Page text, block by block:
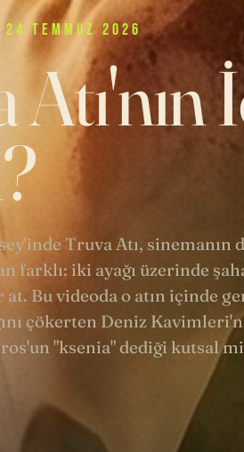
24 TEMMUZ 2026
Truva Atı, sinemanın
farklı: iki ayağı üzerinde
Bu videoda o atın içinde
çökerten Deniz
"ksenia" dediği kutsal